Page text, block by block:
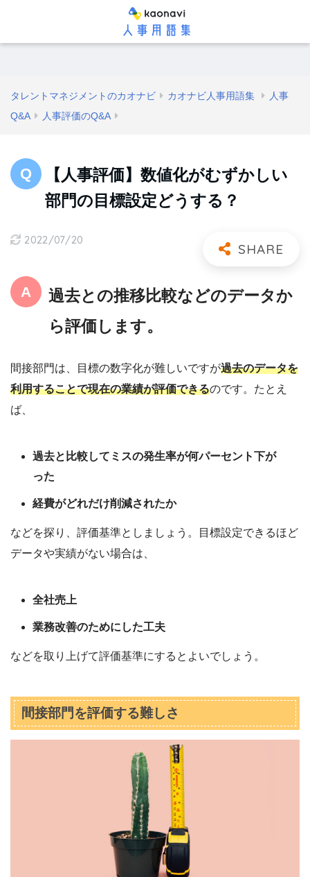
タレントマネジメントのカオナビ カオナビ人事用語集
人事
Q&A
人事評価のQ&A
【人事評価】数値化がむずかしい
部門の目標設定どうする？
2022/07/20
過去との推移比較などのデータか
ら評価します。
間接部門は、目標の数字化が難しいですが過去のデータを
利用することで現在の業績が評価できるのです。たとえ
ば、
過去と比較してミスの発生率が何パーセント下が
った
経費がどれだけ削減されたか
などを探り、評価基準としましょう。目標設定できるほど
データや実績がない場合は、
全社売上
業務改善のためにした工夫
などを取り上げて評価基準にするとよいでしょう。
間接部門を評価する難しさ